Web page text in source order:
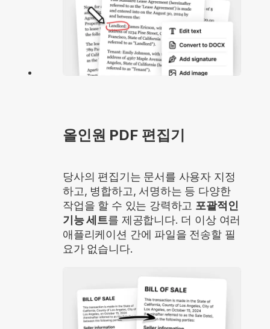
올인원 PDF 편집기
당사의 편집기는 문서를 사용자 지정
하고, 병합하고, 서명하는 등 다양한
작업을 할 수 있는 강력하고 포괄적인
기능 세트를 제공합니다. 더 이상 여러
애플리케이션 간에 파일을 전송할 필
요가 없습니다.